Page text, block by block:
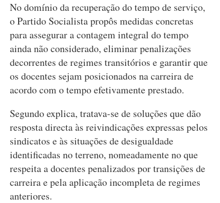
No domínio da recuperação do tempo de serviço,
o Partido Socialista propôs medidas concretas
para assegurar a contagem integral do tempo
ainda não considerado, eliminar penalizações
decorrentes de regimes transitórios e garantir que
os docentes sejam posicionados na carreira de
acordo com o tempo efetivamente prestado.
Segundo explica, tratava-se de soluções que dão
resposta directa às reivindicações expressas pelos
sindicatos e às situações de desigualdade
identificadas no terreno, nomeadamente no que
respeita a docentes penalizados por transições de
carreira e pela aplicação incompleta de regimes
anteriores.